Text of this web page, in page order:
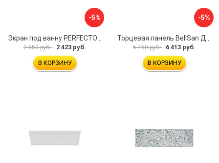
-5%
Экран под ванну PERFECTO LINEA 36-000157
2 550 руб. 2 423 руб.
В КОРЗИНУ
-5%
Торцевая панель BellSan Даниелла 4627171531049
6 750 руб. 6 413 руб.
В КОРЗИНУ